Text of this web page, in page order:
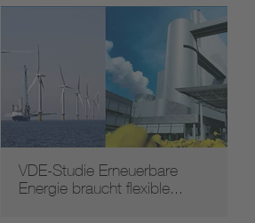
VDE-Studie Erneuerbare
Energie braucht flexible...